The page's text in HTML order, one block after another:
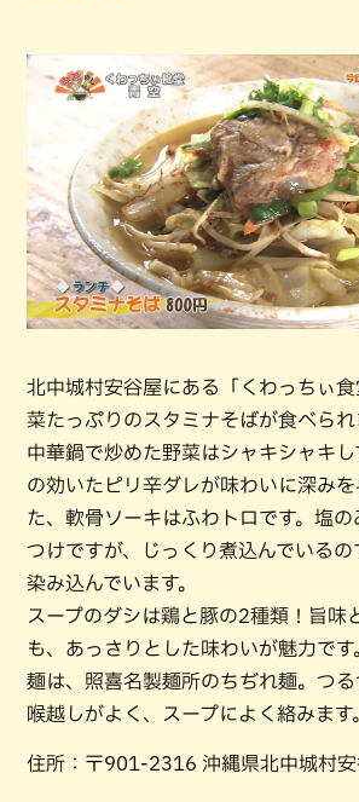
北中城村安谷屋にある「くわっちぃ
菜たっぷりのスタミナそばが食べられ
中華鍋で炒めた野菜はシャキシャキ
の効いたピリ辛ダレが味わいに深みを
た、軟骨ソーキはふわトロです。塩
つけですが、じっくり煮込んでいる
染み込んでいます。
スープのダシは鶏と豚の2種類！旨味
も、あっさりとした味わいが魅力です
麺は、照喜名製麺所のちぢれ麺。つ
喉越しがよく、スープによく絡みます
住所：〒901-2316 沖縄県北中城村